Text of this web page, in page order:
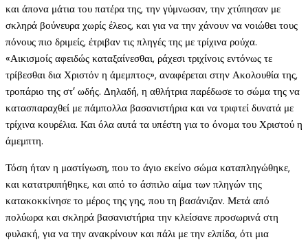
και άπονα μάτια του πατέρα της, την γύμνωσαν, την χτύπησαν με
σκληρά βούνευρα χωρίς έλεος, και για να την χάνουν να νοιώθει τους
πόνους πιο δριμείς, έτριβαν τις πληγές της με τρίχινα ρούχα.
«Αικισμοίς αφειδώς καταξαίνεσθαι, ράχεσι τριχίνοις εντόνως τε
τρίβεσθαι δια Χριστόν η άμεμπτος», αναφέρεται στην Ακολουθία της,
τροπάριο της στ’ ωδής. Δηλαδή, η αθλήτρια παρέδωσε το σώμα της να
κατασπαραχθεί με πάμπολλα βασανιστήρια και να τριφτεί δυνατά με
τρίχινα κουρέλια. Και όλα αυτά τα υπέστη για το όνομα του Χριστού η
άμεμπτη.
Τόση ήταν η μαστίγωση, που το άγιο εκείνο σώμα καταπληγώθηκε,
και κατατρυπήθηκε, και από το άσπιλο αίμα των πληγών της
κατακοκκίνησε το μέρος της γης, που τη βασάνιζαν. Μετά από
πολύωρα και σκληρά βασανιστήρια την κλείσανε προσωρινά στη
φυλακή, για να την ανακρίνουν και πάλι με την ελπίδα, ότι μια